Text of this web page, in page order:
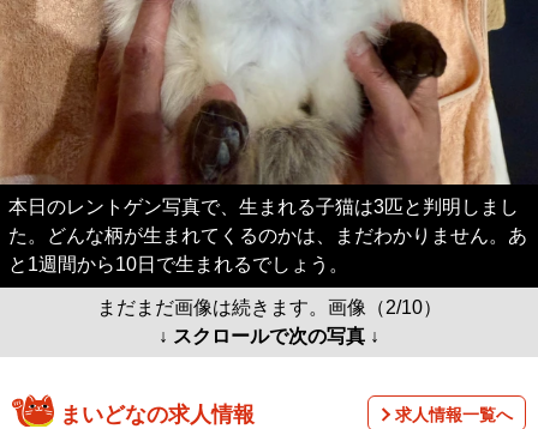
本日のレントゲン写真で、生まれる子猫は3匹と判明しまし
た。どんな柄が生まれてくるのかは、まだわかりません。あ
と1週間から10日で生まれるでしょう。
まだまだ画像は続きます。画像（2/10）
↓ スクロールで次の写真 ↓
まいどなの求人情報 求人情報一覧へ